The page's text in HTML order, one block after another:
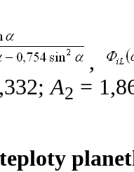
,
A2 =